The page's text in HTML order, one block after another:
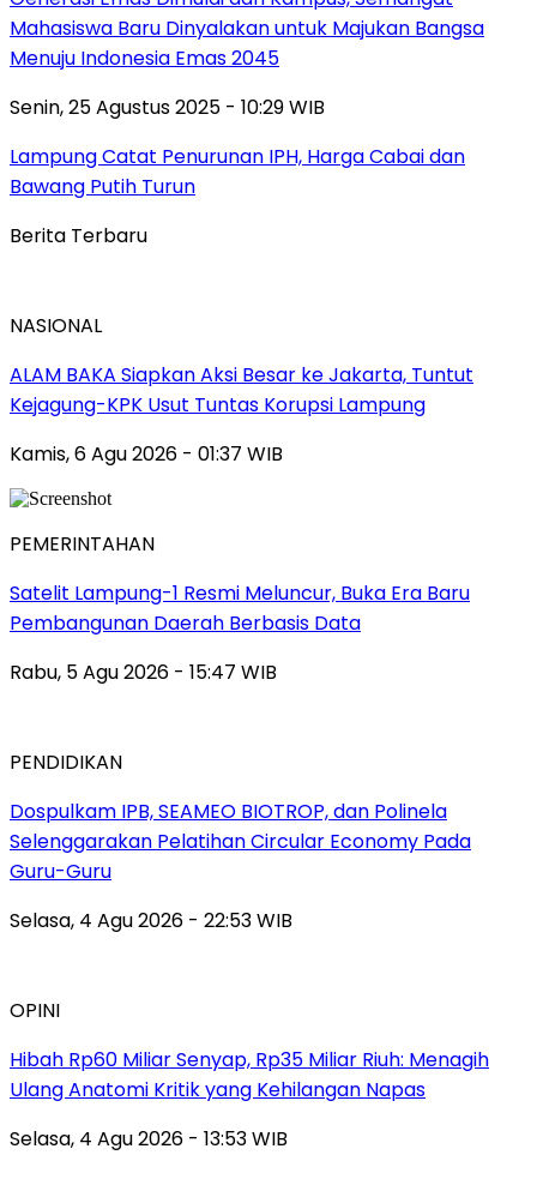
Mahasiswa Baru Dinyalakan untuk Majukan Bangsa
Menuju Indonesia Emas 2045
Senin, 25 Agustus 2025 - 10:29 WIB
Lampung Catat Penurunan IPH, Harga Cabai dan
Bawang Putih Turun
Berita Terbaru
NASIONAL
ALAM BAKA Siapkan Aksi Besar ke Jakarta, Tuntut
Kejagung-KPK Usut Tuntas Korupsi Lampung
Kamis, 6 Agu 2026 - 01:37 WIB
PEMERINTAHAN
Satelit Lampung-1 Resmi Meluncur, Buka Era Baru
Pembangunan Daerah Berbasis Data
Rabu, 5 Agu 2026 - 15:47 WIB
PENDIDIKAN
Dospulkam IPB, SEAMEO BIOTROP, dan Polinela
Selenggarakan Pelatihan Circular Economy Pada
Guru-Guru
Selasa, 4 Agu 2026 - 22:53 WIB
OPINI
Hibah Rp60 Miliar Senyap, Rp35 Miliar Riuh: Menagih
Ulang Anatomi Kritik yang Kehilangan Napas
Selasa, 4 Agu 2026 - 13:53 WIB